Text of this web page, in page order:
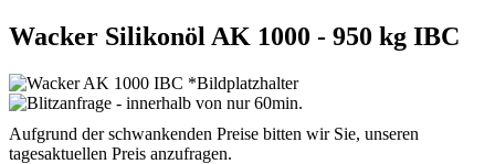
Wacker Silikonöl AK 1000 - 950 kg IBC
Aufgrund der schwankenden Preise bitten wir Sie, unseren
tagesaktuellen Preis anzufragen.